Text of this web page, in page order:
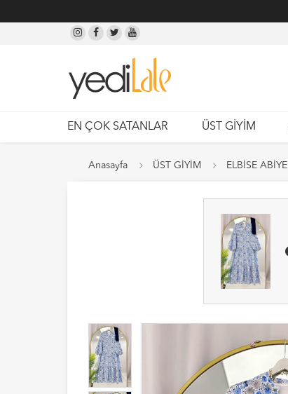
EN ÇOK SATANLAR ÜST GİYİM
Anasayfa ÜST GİYİM ELBİSE ABİYE